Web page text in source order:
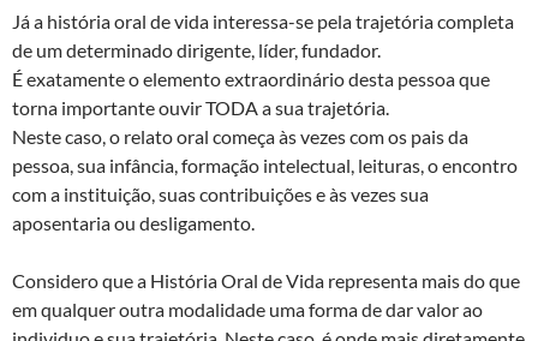
Já a história oral de vida interessa-se pela trajetória completa
de um determinado dirigente, líder, fundador.
É exatamente o elemento extraordinário desta pessoa que
torna importante ouvir TODA a sua trajetória.
Neste caso, o relato oral começa às vezes com os pais da
pessoa, sua infância, formação intelectual, leituras, o encontro
com a instituição, suas contribuições e às vezes sua
aposentaria ou desligamento.
Considero que a História Oral de Vida representa mais do que
em qualquer outra modalidade uma forma de dar valor ao